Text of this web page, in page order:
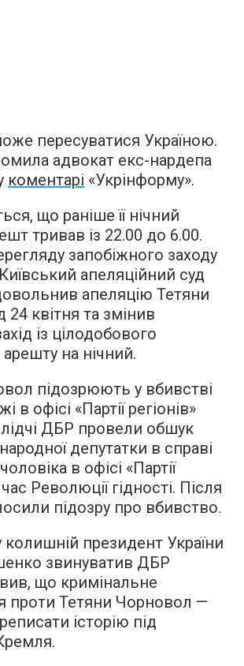
пересуватися Україною.
адвокат екс-нардепа
коментарі «Укрінформу».
що раніше її нічний
тривав із 22.00 до 6.00.
запобіжного заходу
апеляційний суд
апеляцію Тетяни
квітня та змінив
із цілодобового
на нічний.
підозрюють у вбивстві
в офісі «Партії регіонів»
ДБР провели обшук
депутатки в справі
в офісі «Партії
час Революції гідності. Після
підозру про вбивство.
колишній президент України
звинуватив ДБР
що кримінальне
проти Тетяни Чорновол —
історію під